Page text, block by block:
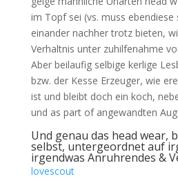
im Topf sei (vs. muss
einander nachher trotz bieten,
Verhaltnis unter zuhilfenahme
Aber beilaufig selbige kerlige
bzw. der Kesse Erzeuger, wie
ist und bleibt doch ein koch,
und as part of angewandten
Und genau das head wear,
selbst, untergeordnet auf
irgendwas Anruhrendes &
lovescout